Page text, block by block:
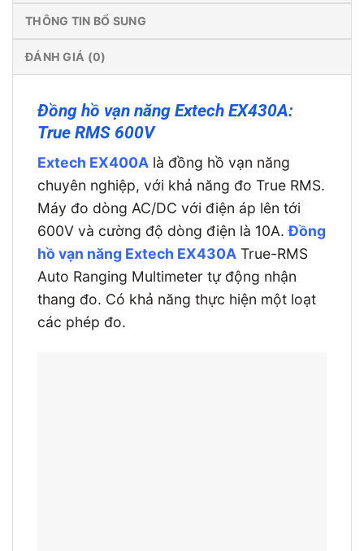
THÔNG TIN BỔ SUNG
ĐÁNH GIÁ (0)
Đồng hồ vạn năng Extech EX430A:
True RMS 600V
Extech EX400A là đồng hồ vạn năng
chuyên nghiệp, với khả năng đo True RMS.
Máy đo dòng AC/DC với điện áp lên tới
600V và cường độ dòng điện là 10A.Đồng
hồ vạn năng Extech EX430A True-RMS
Auto Ranging Multimeter tự động nhận
thang đo. Có khả năng thực hiện một loạt
các phép đo.